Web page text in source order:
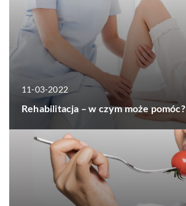
11-03-2022
Rehabilitacja – w czym może pomóc?